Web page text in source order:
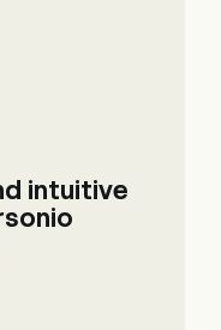
intuitive